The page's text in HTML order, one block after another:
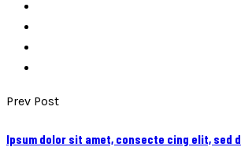
Prev Post
Ipsum dolor sit amet, consecte cing elit, sed